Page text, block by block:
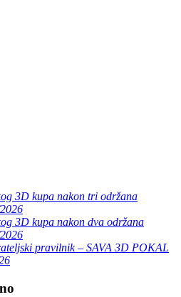
3D kupa nakon tri održana
3D kupa nakon dva održana
pravilnik – SAVA 3D POKAL